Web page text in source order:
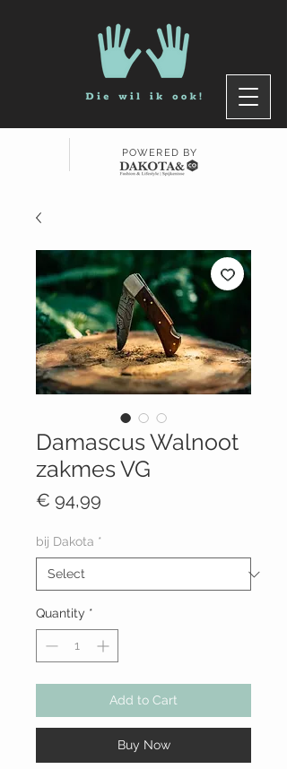
POWERED BY
Damascus Walnoot
zakmes VG
€ 94,99
bij Dakota *
Quantity *
Add to Cart
Buy Now